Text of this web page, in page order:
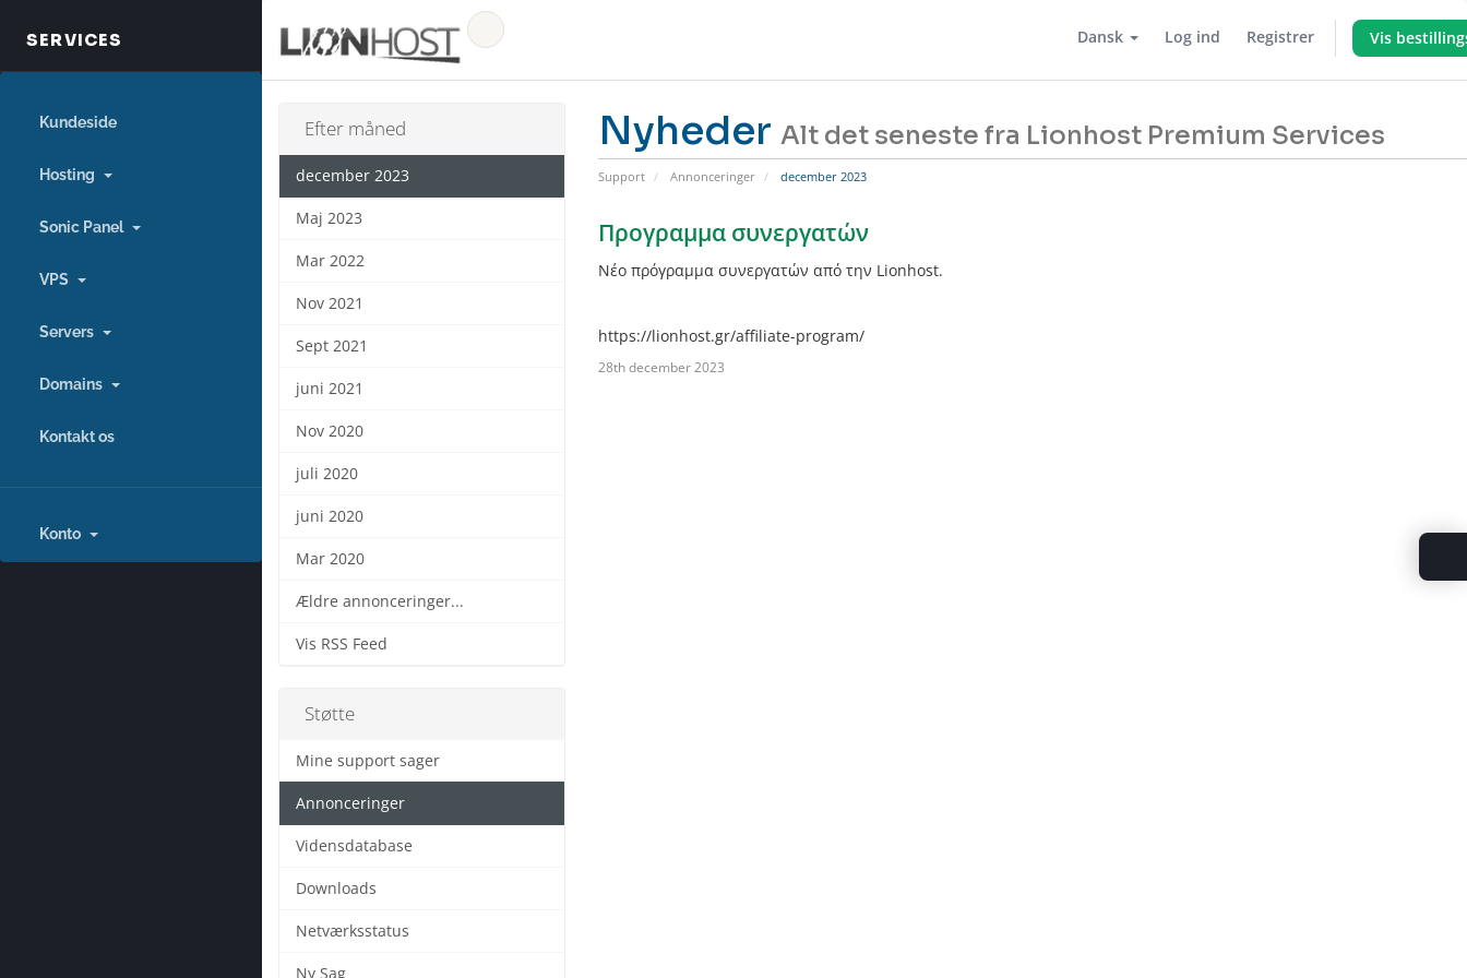
Dansk Log ind Registrer Vis
Kundeside
Hosting
Sonic Panel
VPS
Servers
Domains
Kontakt os
Konto
Nyheder Alt det seneste fra Lionhost Premium Services
Support Annonceringer december 2023
Efter måned
december 2023
Maj 2023
Mar 2022
Nov 2021
Sept 2021
juni 2021
Nov 2020
juli 2020
juni 2020
Mar 2020
Ældre annonceringer...
Vis RSS Feed
Προγραμμα συνεργατών
Νέο πρόγραμμα συνεργατών από την Lionhost.
https://lionhost.gr/affiliate-program/
28th december 2023
Støtte
Mine support sager
Annonceringer
Vidensdatabase
Downloads
Netværksstatus
Ny Sag